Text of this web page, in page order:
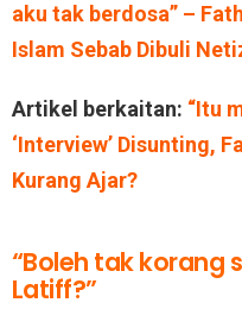
aku tak berdosa” –
Islam Sebab Dibuli
Artikel berkaitan: “Itu
‘Interview’ Disunting,
Kurang Ajar?
“Boleh tak korang
Latiff?”